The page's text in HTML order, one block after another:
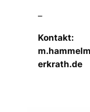
–
Kontakt:
erkrath.de